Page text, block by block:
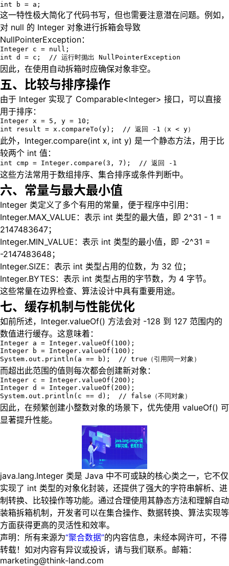
int b = a;
这一特性极大简化了代码书写，但也需要注意潜在问题。例如，
对 null 的 Integer 对象进行拆箱会导致
NullPointerException：
Integer c = null;
int d = c;  // 运行时抛出 NullPointerException
因此，在使用自动拆箱时应确保对象非空。
五、比较与排序操作
由于 Integer 实现了 Comparable<Integer> 接口，可以直接
用于排序：
Integer x = 5, y = 10;
int result = x.compareTo(y);  // 返回 -1（x < y）
此外，Integer.compare(int x, int y) 是一个静态方法，用于比
较两个 int 值：
int cmp = Integer.compare(3, 7);  // 返回 -1
这些方法常用于数组排序、集合排序或条件判断中。
六、常量与最大最小值
Integer 类定义了多个有用的常量，便于程序中引用：
Integer.MAX_VALUE：表示 int 类型的最大值，即 2^31 - 1 =
2147483647；
Integer.MIN_VALUE：表示 int 类型的最小值，即 -2^31 =
-2147483648；
Integer.SIZE：表示 int 类型占用的位数，为 32 位；
Integer.BYTES：表示 int 类型占用的字节数，为 4 字节。
这些常量在边界检查、算法设计中具有重要用途。
七、缓存机制与性能优化
如前所述，Integer.valueOf() 方法会对 -128 到 127 范围内的
数值进行缓存。这意味着：
Integer a = Integer.valueOf(100);
Integer b = Integer.valueOf(100);
System.out.println(a == b);  // true（引用同一对象）
而超出此范围的值则每次都会创建新对象：
Integer c = Integer.valueOf(200);
Integer d = Integer.valueOf(200);
System.out.println(c == d);  // false（不同对象）
因此，在频繁创建小整数对象的场景下，优先使用 valueOf() 可
显著提升性能。
java.lang.Integer 类是 Java 中不可或缺的核心类之一，它不仅
实现了 int 类型的对象化封装，还提供了强大的字符串解析、进
制转换、比较操作等功能。通过合理使用其静态方法和理解自动
装箱拆箱机制，开发者可以在集合操作、数据转换、算法实现等
方面获得更高的灵活性和效率。
声明：所有来源为“聚合数据”的内容信息，未经本网许可，不得
转载！如对内容有异议或投诉，请与我们联系。邮箱：
marketing@think-land.com